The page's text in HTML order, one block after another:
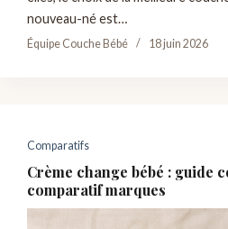
nouveau-né est…
Équipe Couche Bébé 18 juin 2026
Comparatifs
Crème change bébé : guide
comparatif marques